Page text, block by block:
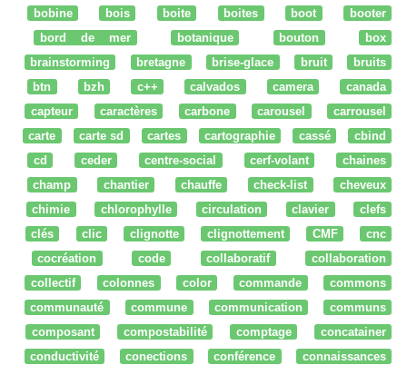
bobine
bois boite boites boot
booter
bord de mer
botanique bouton
box
brainstorming
bretagne brise-glace bruit
bruits
btn
bzh c++ calvados camera
canada
capteur
caractères carbone carousel
carrousel
carte
carte sd cartes cartographie cassé
cbind
cd
ceder centre-social cerf-volant
chaines
champ
chantier chauffe check-list
cheveux
chimie
chlorophylle circulation clavier
clefs
clés
clic clignotte clignottement CMF
cnc
cocréation
code collaboratif
collaboration
collectif
colonnes color commande
commons
communauté
commune communication
communs
composant
compostabilité comptage
concatainer
conductivité
conections conférence
connaissances